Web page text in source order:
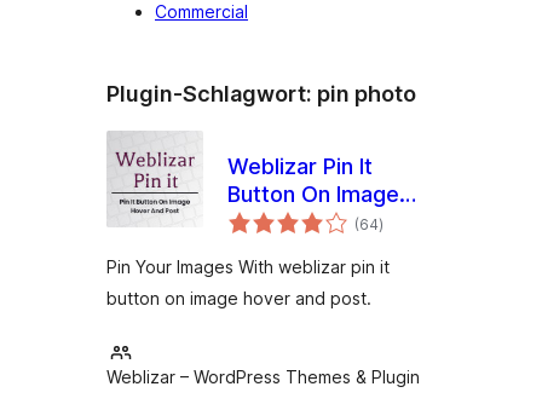
Commercial
Plugin-Schlagwort: pin photo
Weblizar Pin It
Button On Image
Hover And Post
(64Bewertungen
insgesamt
)
Pin Your Images With weblizar pin it
button on image hover and post.
Weblizar – WordPress Themes & Plugin